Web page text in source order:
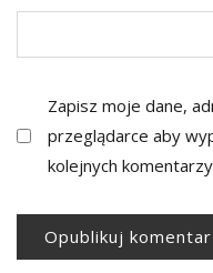
Zapisz moje dane,
przeglądarce aby
kolejnych